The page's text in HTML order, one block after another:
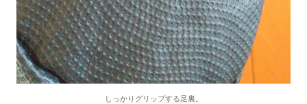
しっかりグリップする足裏。